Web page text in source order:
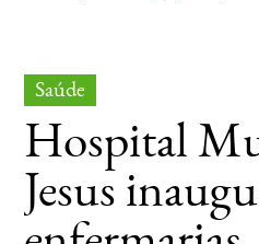
Saúde
Hospital
Jesus